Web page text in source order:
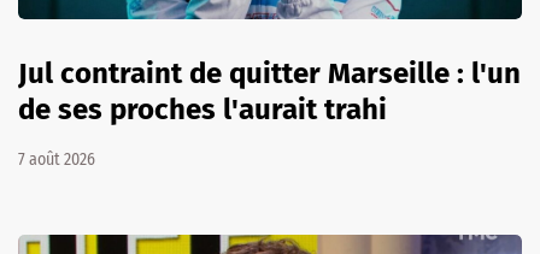
Jul contraint de quitter Marseille : l'un
de ses proches l'aurait trahi
7 août 2026